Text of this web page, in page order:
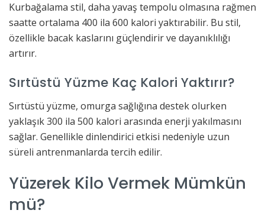
Kurbağalama stil, daha yavaş tempolu olmasına rağmen
saatte ortalama 400 ila 600 kalori yaktırabilir. Bu stil,
özellikle bacak kaslarını güçlendirir ve dayanıklılığı
artırır.
Sırtüstü Yüzme Kaç Kalori Yaktırır?
Sırtüstü yüzme, omurga sağlığına destek olurken
yaklaşık 300 ila 500 kalori arasında enerji yakılmasını
sağlar. Genellikle dinlendirici etkisi nedeniyle uzun
süreli antrenmanlarda tercih edilir.
Yüzerek Kilo Vermek Mümkün
mü?